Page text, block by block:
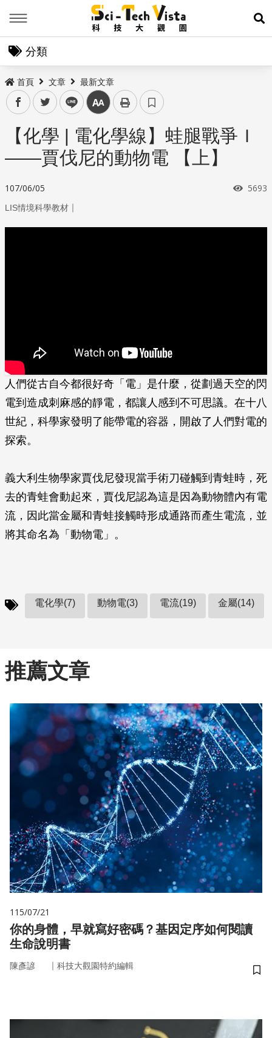
展
分類
首頁 文章 最新文章
facebooktwitter line 中
【化學 | 電化學線】蛙腿戰爭Ｉ
——賈伐尼的動物電 【上】
107/06/05 瀏覽
5693
LIS情境科學教材 ｜
人們從古自今都很好奇「電」是什麼，從劃過天空的閃
電到造成刺麻感的靜電，都讓人感到不可思議。在十八
世紀，科學家發明了能帶電的容器，開啟了人們對電的
探索。
義大利生物學家賈伐尼發現當手術刀碰觸到青蛙時，死
去的青蛙會動起來，賈伐尼認為這是因為動物體內有電
流，因此當金屬和青蛙接觸時形成通路而產生電流，並
將其命名為「動物電」。
電化學(7) 動物電(3) 電流(19) 金屬(14)
推薦文章
115/07/21
你的身體，早就寫好密碼？基因定序如何閱讀
生命說明書
陳彥諺 ｜ 科技大觀園特約編輯
儲